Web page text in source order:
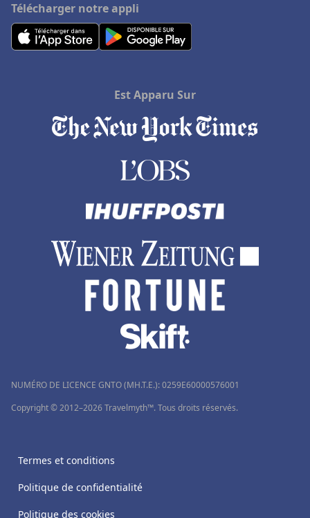
Télécharger notre appli
Est Apparu Sur
NUMÉRO DE LICENCE GNTO (MH.T.E.): 0259Ε60000576001
Copyright © 2012–2026 Travelmyth™. Tous droits réservés.
Termes et conditions
Politique de confidentialité
Politique des cookies